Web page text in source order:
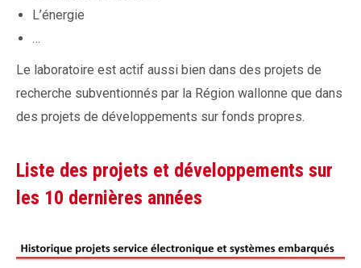
L’énergie
…
Le laboratoire est actif aussi bien dans des projets de
recherche subventionnés par la Région wallonne que dans
des projets de développements sur fonds propres.
Liste des projets et développements sur
les 10 dernières années